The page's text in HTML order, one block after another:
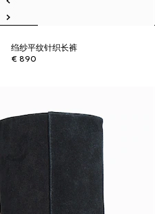
绉纱平纹针织长裤
€ 890